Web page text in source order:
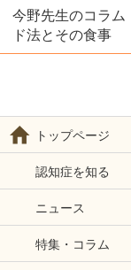
今野先生のコラ
ド法とその食事
トップページ
認知症を知る
ニュース
特集・コラム